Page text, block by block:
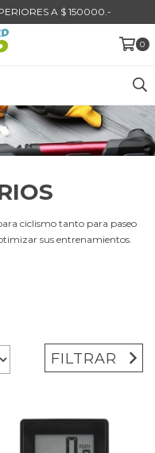
A $ 150000.-
0
ciclismo tanto para paseo
sus entrenamientos.
FILTRAR